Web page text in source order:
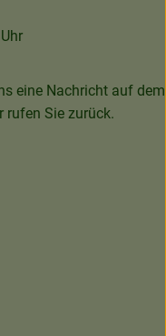
eine Nachricht auf dem
rufen Sie zurück.